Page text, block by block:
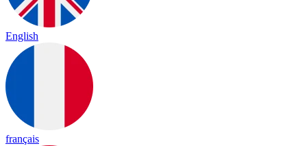
English
français